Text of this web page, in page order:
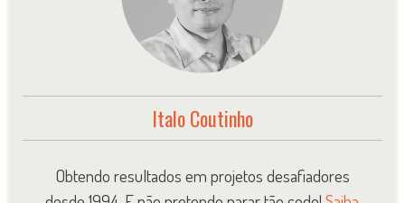
Italo Coutinho
Obtendo resultados em projetos desafiadores